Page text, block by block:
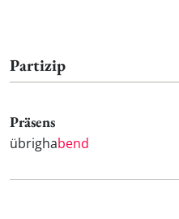
Partizip
Präsens
übrighabend